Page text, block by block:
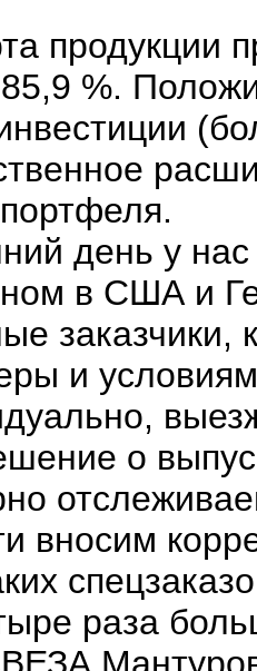
продукции
85,9 %.
день у
в США и
заказчики,
и
о
вносим
раза